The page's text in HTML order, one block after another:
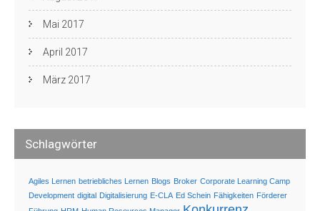
Mai 2017
April 2017
März 2017
Schlagwörter
Agiles Lernen betriebliches Lernen Blogs Broker Corporate Learning Camp
Development digital Digitalisierung E-CLA Ed Schein Fähigkeiten Förderer